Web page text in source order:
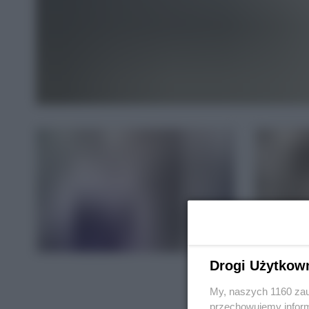
Drogi
My, naszych 1160
przechowujemy